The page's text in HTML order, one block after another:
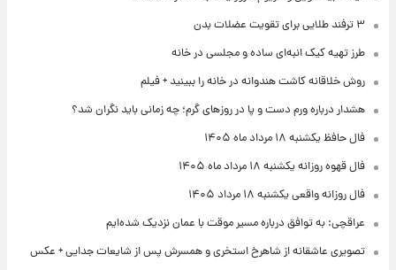
۳ ترفند طلایی برای تقویت عضلات بدن
طرز تهیه کیک انبه‌ای ساده و مجلسی در خانه
روش خلاقانه کاشت هندوانه در خانه را ببینید + فیلم
هشدار درباره ورم دست و پا در روزهای گرم؛ چه زمانی باید نگران شد؟
فال حافظ یکشنبه ۱۸ مرداد ماه ۱۴۰۵
فال قهوه روزانه یکشنبه ۱۸ مرداد ماه ۱۴۰۵
فال روزانه واقعی یکشنبه ۱۸ مرداد ۱۴۰۵
عراقچی: به توافق درباره مسیر موقت با عمان نزدیک شده‌ایم
تصویری عاشقانه از شاهرخ استخری و همسرش پس از شایعات جدایی + عکس